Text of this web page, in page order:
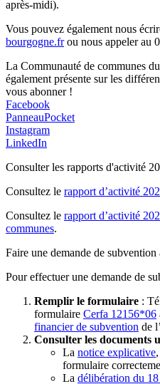
après-midi).
Vous pouvez également nous
bourgogne.frou nous appeler au
La Communauté de communes
également présente sur les
vous abonner !
Facebook
PanneauPocket
Instagram
LinkedIn
Consulter les rapports d'activité
Consultez le rapport d’activité
Consultez le rapport d’activité
communes.
Faire une demande de subvention
Pour effectuer une demande de
Remplir le formulaire :
formulaire Cerfa 12156*06
financier de subvention de
Consulter les documents
La notice explicative
formulaire
La délibération du